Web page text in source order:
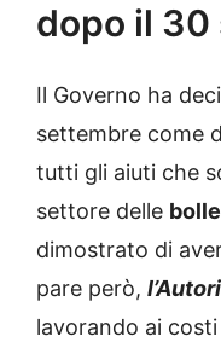
dopo il
Il Governo ha
settembre come
tutti gli aiuti che
settore delle
dimostrato di
pare però,
lavorando ai